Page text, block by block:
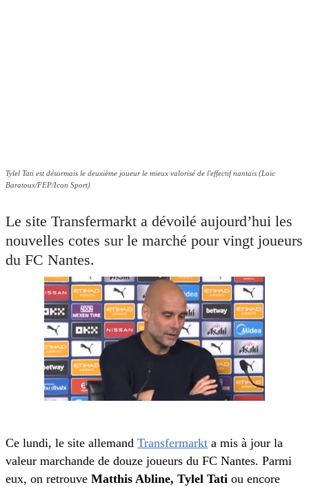
Tylel Tati est désormais le deuxième joueur le mieux valorisé de l'effectif nantais (Loic
Baratoux/FEP/Icon Sport)
Le site Transfermarkt a dévoilé aujourd’hui les
nouvelles cotes sur le marché pour vingt joueurs
du FC Nantes.
Ce lundi, le site allemand Transfermarkt a mis à jour la
valeur marchande de douze joueurs du FC Nantes. Parmi
eux, on retrouve Matthis Abline, Tylel Tati ou encore